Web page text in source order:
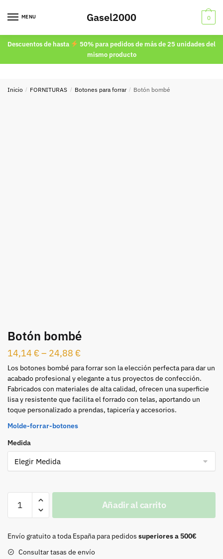
MENU Gasel2000 0
Descuentos de hasta
50% para pedidos de más de 25 unidades del
mismo producto
Inicio / FORNITURAS / Botones para forrar / Botón bombé
Botón bombé
14,14 €– 24,88 €
Los botones bombé para forrar son la elección perfecta para dar un
acabado profesional y elegante a tus proyectos de confección.
Fabricados con materiales de alta calidad, ofrecen una superficie
lisa y resistente que facilita el forrado con telas, aportando un
toque personalizado a prendas, tapicería y accesorios.
Molde-forrar-botones
Medida
bombé
Añadir al carrito
Envío gratuito a toda España para pedidos superiores a 500€
Consultar tasas de envío